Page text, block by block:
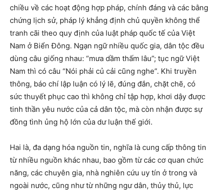
chiều về các hoạt động hợp pháp, chính đáng và các bằng
chứng lịch sử, pháp lý khẳng định chủ quyền không thể
tranh cãi theo quy định của luật pháp quốc tế của Việt
Nam ở Biển Đông. Ngạn ngữ nhiều quốc gia, dân tộc đều
dùng câu giống nhau: “mưa dầm thấm lâu”; tục ngữ Việt
Nam thì có câu “Nói phải củ cải cũng nghe”. Khi truyền
thông, báo chí lập luận có lý lẽ, đúng đắn, chặt chẽ, có
sức thuyết phục cao thì không chỉ tập hợp, khơi dậy được
tinh thần yêu nước của cả dân tộc, mà còn nhận được sự
đồng tình ủng hộ lớn của dư luận thế giới.
Hai là, đa dạng hóa nguồn tin, nghĩa là cung cấp thông tin
từ nhiều nguồn khác nhau, bao gồm từ các cơ quan chức
năng, các chuyên gia, nhà nghiên cứu uy tín ở trong và
ngoài nước, cũng như từ những ngư dân, thủy thủ, lực